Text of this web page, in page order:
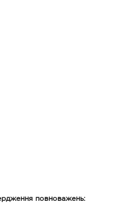
повноважень: